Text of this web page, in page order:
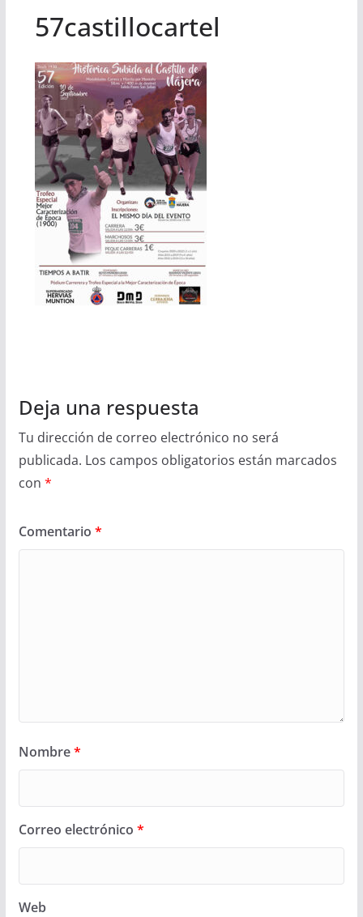
57castillocartel
Deja una respuesta
Tu dirección de correo electrónico no será
publicada. Los campos obligatorios están marcados
con *
Comentario *
Nombre*
Correo electrónico *
Web